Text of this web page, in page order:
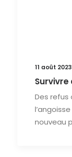
11 août 2023
Des refus
nouveau